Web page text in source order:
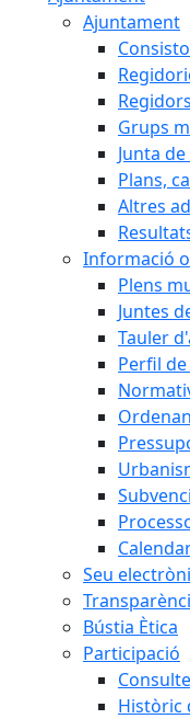
Ajuntament
Grups
Junta
Plans,
Altres
Informació
Plens
Juntes
Tauler
Perfil
Seu
Bústia Ètica
Participació
Històric